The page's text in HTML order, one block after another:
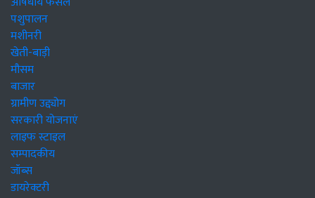
पशुपालन
मशीनरी
खेती-बाड़ी
मौसम
बाजार
ग्रामीण उद्द्योग
सरकारी योजनाएं
लाइफ स्टाइल
सम्पादकीय
जॉब्स
डायरेक्टरी